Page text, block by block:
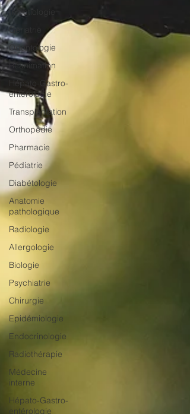
Infectiologie
Gériatrie
Odontologie
Réanimation
Hépato-Gastro-
entérologie
Transplantation
Orthopédie
Pharmacie
Pédiatrie
Diabétologie
Anatomie
pathologique
Radiologie
Allergologie
Biologie
Psychiatrie
Chirurgie
Epidémiologie
Endocrinologie
Radiothérapie
Médecine
interne
Hépato-Gastro-
entérologie